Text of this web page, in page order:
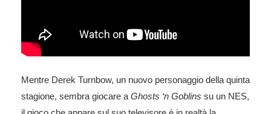
Mentre Derek Turnbow, un nuovo personaggio della quinta
stagione, sembra giocare a Ghosts ‘n Goblins su un NES,